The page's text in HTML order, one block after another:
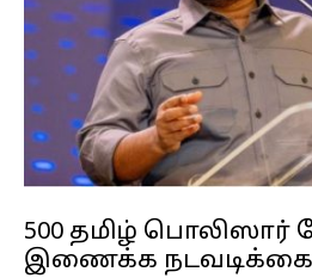
500 தமிழ் பொலிஸார்
இணைக்க நடவடிக்கை